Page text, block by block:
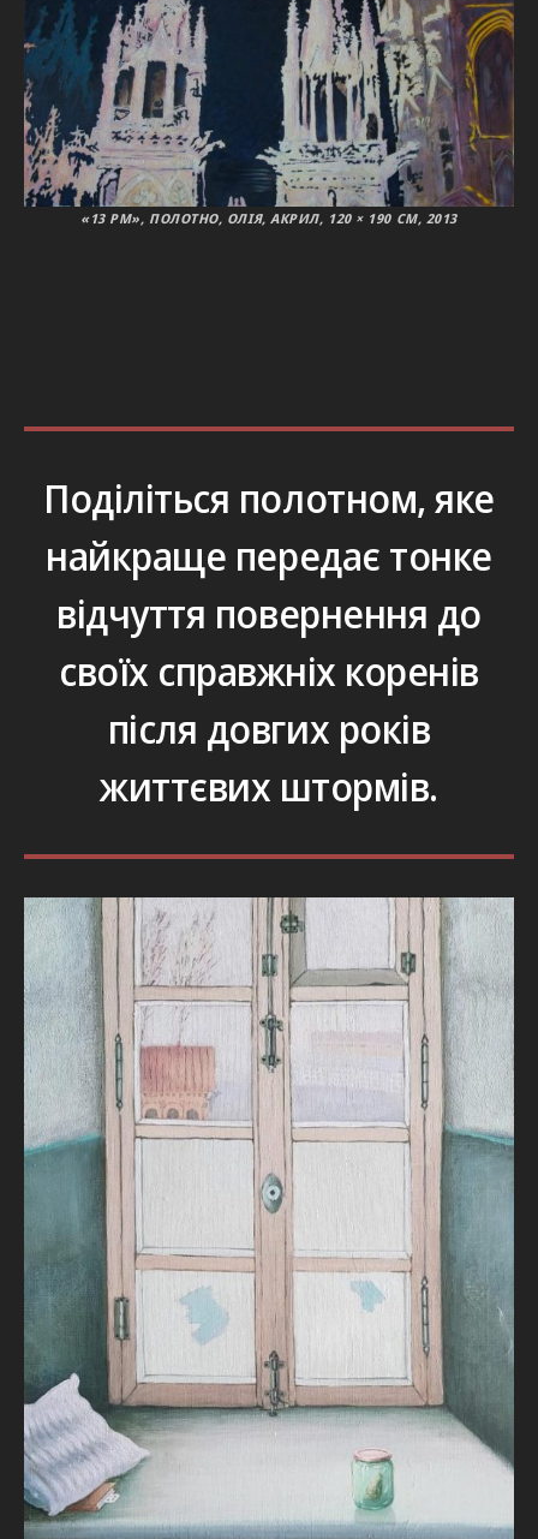
«13 PM», ПОЛОТНО, ОЛІЯ, АКРИЛ, 120 × 190 СМ, 2013
Поділіться полотном, яке
найкраще передає тонке
відчуття повернення до
своїх справжніх коренів
після довгих років
життєвих штормів.